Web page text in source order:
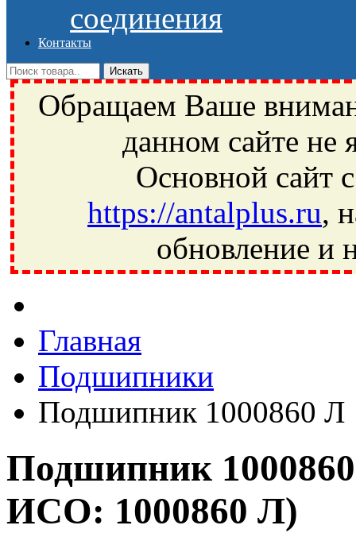
соединения
Контакты
Обращаем Ваше
данном сайте не
Основной сайт
https://antalplus.ru,
обновление и
Ивантеевка, подшипники, пневматика, метизы, техника,
Главная
Подшипники
Подшипник 1000860 Л
Подшипник
ИСО: 1000860 Л)